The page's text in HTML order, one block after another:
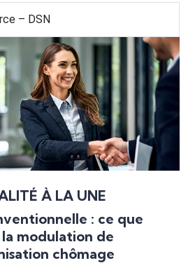
– DSN
À LA UNE
: ce que
modulation de
chômage